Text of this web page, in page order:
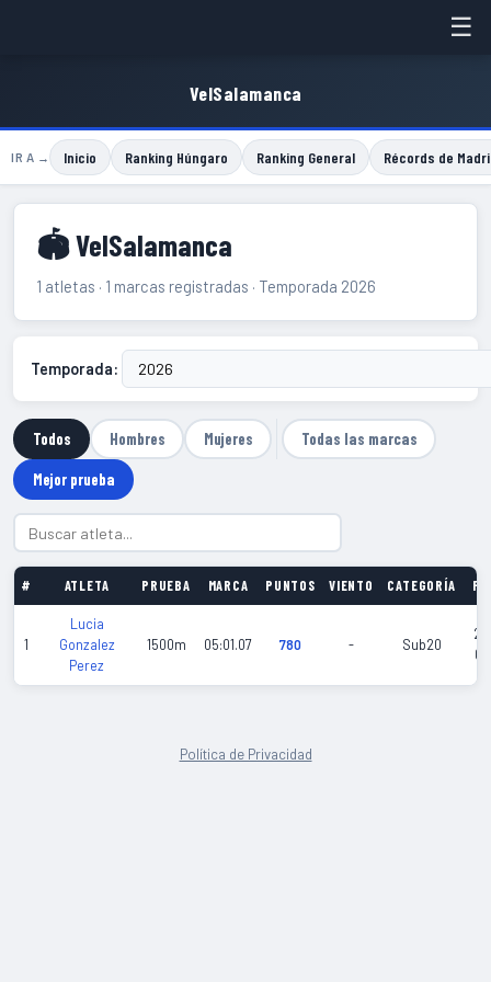
☰
VelSalamanca
IR A → Inicio Ranking Húngaro Ranking General Récords de
🏟 VelSalamanca
1 atletas · 1 marcas registradas · Temporada 2026
Temporada:
Todos Hombres Mujeres Todas las marcas
Mejor prueba
# ATLETA PRUEBA MARCA PUNTOS VIENTO CATEGORÍA
1
Lucia
Gonzalez
Perez
1500m 05:01.07 780 - Sub20
Política de Privacidad